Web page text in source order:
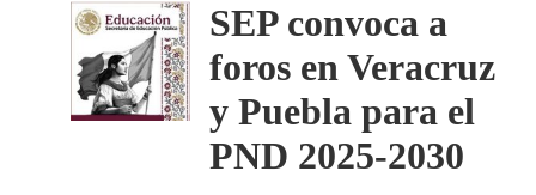
SEP convoca a
foros en Veracruz
y Puebla para el
PND 2025-2030